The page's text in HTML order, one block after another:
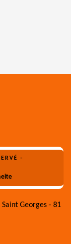
-
Georges - 81